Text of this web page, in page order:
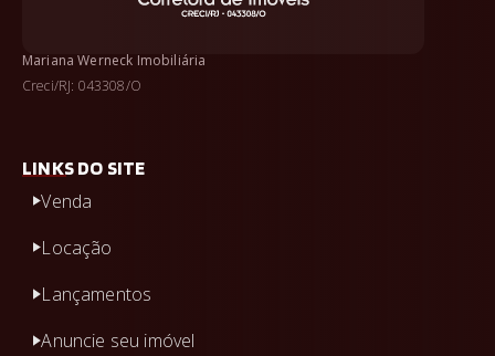
Mariana Werneck Imobiliária
Creci/RJ: 043308/O
LINKS DO SITE
Venda
Locação
Lançamentos
Anuncie seu imóvel